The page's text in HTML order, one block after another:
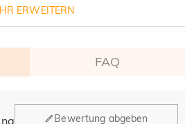
ERWEITERN
FAQ
Bewertung abgeben